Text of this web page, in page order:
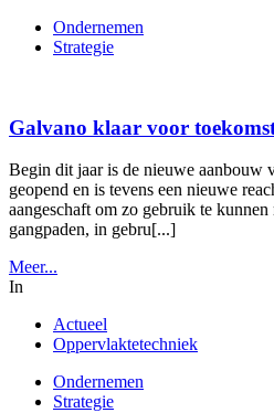
Ondernemen
Strategie
Galvano klaar voor
Begin dit jaar is de nieuwe aanbouw
geopend en is tevens een nieuwe
aangeschaft om zo gebruik te kunnen
gangpaden, in gebru[...]
Meer...
In
Actueel
Oppervlaktetechniek
Ondernemen
Strategie